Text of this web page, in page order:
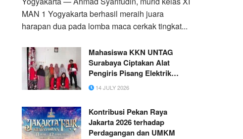
MAN 1 Yogyakarta berhasil meraih juara
harapan dua pada lomba maca cerkak tingkat...
Mahasiswa KKN UNTAG
Surabaya Ciptakan Alat
Pengiris Pisang Elektrik
untuk Dongkrak Produktivitas
UMKM Gresik
14 JULY 2026
Kontribusi Pekan Raya
Jakarta 2026 terhadap
Perdagangan dan UMKM